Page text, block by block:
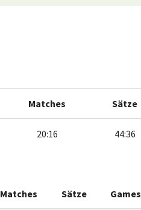
Matches Sätze
20:16 44:36
Matches Sätze Games